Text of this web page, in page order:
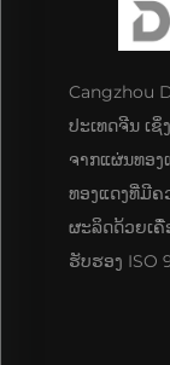
Cangzhou
ປະເທດຈີນ ເ
ຈາກແຜ່ນທອ
ທອງແດງທີ່ມີຄ
ຜະລິດດ້ວຍເຄື່
ຮັບຮອງ ISO